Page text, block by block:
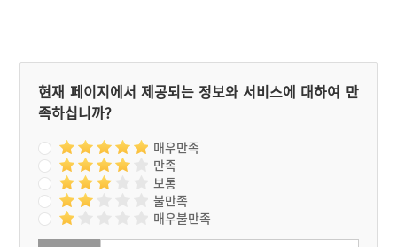
현재 페이지에서 제공되는 정보와 서비스에 대하여 만
족하십니까?
매우만족
만족
보통
불만족
매우불만족